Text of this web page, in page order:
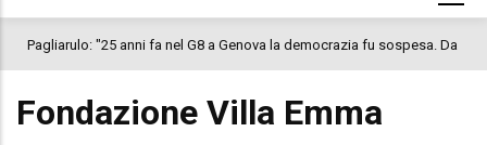
Pagliarulo: "25 anni fa nel G8 a Genova la democrazia fu sospesa. Da
colloca la morte di Abderrahim Fakir"
Fondazione Villa Emma